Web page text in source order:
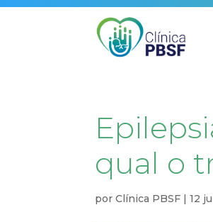
qual o
porClínica PBSF |12